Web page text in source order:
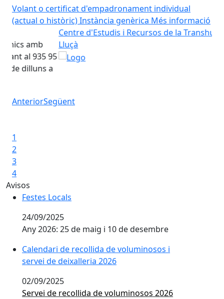
Volant o certificat d'empadronament individual
(actual o històric)Instància genèrica Més informació
Centre d'Estudis i Recursos de la Transhumància de
Lluçà
Centre d'Estudis i Recursos de la Transhumància de
AnteriorSegüent
1
4
Avisos
24/09/2025
Any 2026: 25 de maig i 10 de desembre
Calendari de recollida de voluminosos i
servei de deixalleria 2026
02/09/2025
Servei de recollida de voluminosos 2026
A partir d'aquest any, la recollida de
residus voluminosos es farà en un